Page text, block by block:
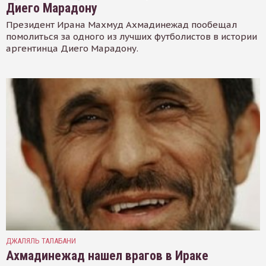
Диего Марадону
Президент Ирана Махмуд Ахмадинежад пообещал
помолиться за одного из лучших футболистов в истории
аргентинца Диего Марадону.
ДЖАЛЯЛЬ ТАЛАБАНИ
Ахмадинежад нашел врагов в Ираке